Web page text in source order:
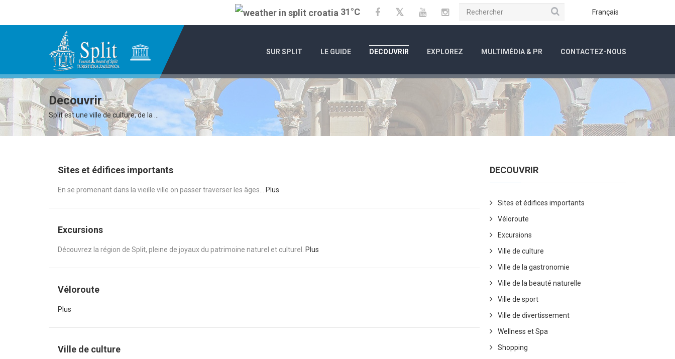
31°C FacebookTwitterYouTubeInstagram Français
Rechercher
SUR SPLIT LE GUIDE DECOUVRIR EXPLOREZ MULTIMÉDIA & PR CONTACTEZ-NOUS
Decouvrir
Split est une ville de culture, de la ...
Sites et édifices importants
En se promenant dans la vieille ville on passer traverser les âges... Plus
Excursions
Découvrez la région de Split, pleine de joyaux du patrimoine naturel et culturel. Plus
Véloroute
Plus
Ville de culture
DECOUVRIR
Sites et édifices importants
Véloroute
Excursions
Ville de culture
Ville de la gastronomie
Ville de la beauté naturelle
Ville de sport
Ville de divertissement
Wellness et Spa
Shopping